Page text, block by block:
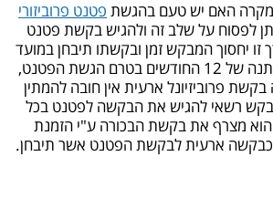
האם יש טעם בהגשת פטנט פרוביזורי
לפסוח על שלב זה ולהגיש בקשת פטנט
זו יחסוך המבקש זמן ובקשתו תיבחן במועד
מוקדם יותר לאור ההמתנה של 12 החודשים בטרם הגשת הפטנט,
פרוביזיונל ארעית אין חובה להמתין
ומבקש רשאי להגיש את הבקשה לפטנט בכל
הוא מצרף את בקשת הבכורה ע"י הזמנת
כבקשה ארעית לבקשת הפטנט אשר תיבחן.